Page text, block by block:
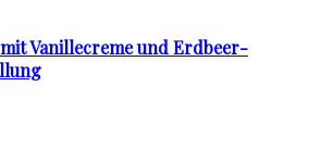
Vanillecreme und Erdbeer-